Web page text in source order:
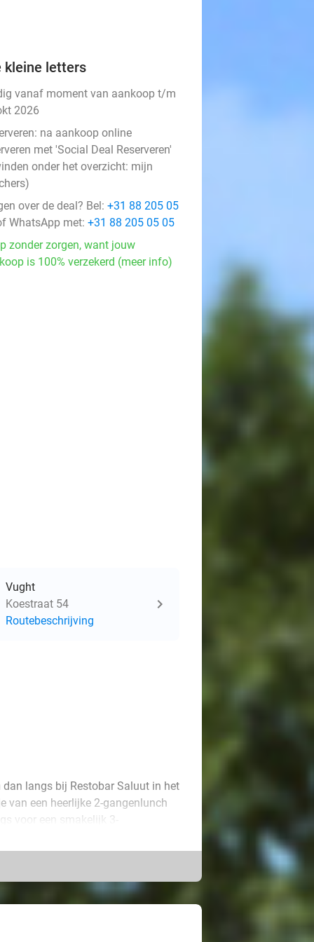
kleine letters
vanaf moment van aankoop t/m
2026
na aankoop online
met 'Social Deal Reserveren'
onder het overzicht: mijn
)
over de deal? Bel: +31 88 205 05
WhatsApp met: +31 88 205 05 05
zonder zorgen, want jouw
is 100% verzekerd (meer info)
Vught
Koestraat 54
Routebeschrijving
langs bij Restobar Saluut in het
van een heerlijke 2-gangenlunch
voor een smakelijk 3-
de lekkerste gerechten. Elk
en smaken van over
je verrassen en geniet van een